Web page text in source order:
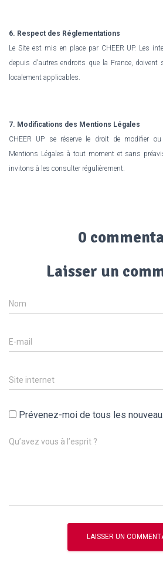
6. Respect des Réglementations
Le Site est mis en place par CHEER UP. Les
depuis d'autres endroits que la France,
localement applicables.
7. Modifications des Mentions Légales
CHEER UP se réserve le droit de modifier
Mentions Légales à tout moment et sans
invitons à les consulter régulièrement.
0
Laisser un
Nom
E-mail
Site internet
Prévenez-moi de tous les
Qu’avez vous à l’esprit ?